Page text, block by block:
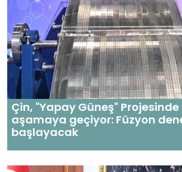
Çin, "Yapay Güneş" Projesinde
aşamaya geçiyor: Füzyon
başlayacak